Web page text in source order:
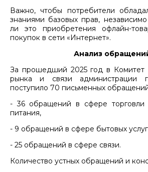
Важно, чтобы потребители
знаниями базовых прав, независимо
ли это приобретения офлайн-
покупок в сети «Интернет».
Анализ
За прошедший 2025 год в Комитет
рынка и связи администрации
поступило 70 письменных
- 36 обращений в сфере торговли
питания,
- 9 обращений в сфере бытовых
- 25 обращений в сфере связи.
Количество устных обращений и